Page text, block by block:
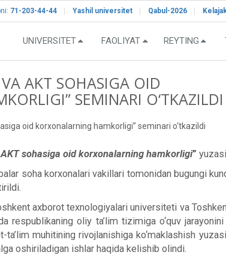
71-203-44-44 Yashil universitet Qabul-2026
UNIVERSITET FAOLIYAT REYTING
AKT SOHASIGA OID
SEMINARI O‘TKAZILDI
oid korxonalarning hamkorligi” seminari o‘tkazildi
AKT sohasiga oid korxonalarning hamkorligi”
soha korxonalari vakillari tomonidan bugungi
axborot texnologiyalari universiteti va
respublikaning oliy ta’lim tizimiga o‘quv
muhitining rivojlanishiga ko‘maklashish
oshiriladigan ishlar haqida kelishib olindi.